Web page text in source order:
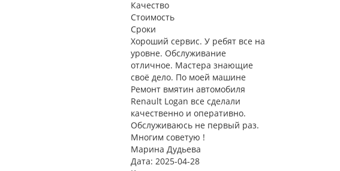
Качество
Стоимость
Сроки
Хороший сервис. У ребят все на
уровне. Обслуживание
отличное. Мастера знающие
своё дело. По моей машине
Ремонт вмятин автомобиля
Renault Logan все сделали
качественно и оперативно.
Обслуживаюсь не первый раз.
Многим советую !
Марина Дудьева
Дата: 2025-04-28